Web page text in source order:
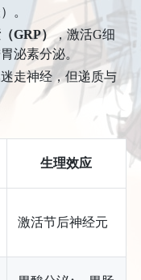
。
GRP）​ ，激活G细
泌素分泌。
走神经，但递质与
生理效应
激活节后神经元